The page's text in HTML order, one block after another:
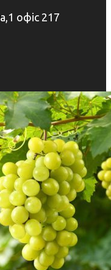
офіс 217